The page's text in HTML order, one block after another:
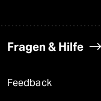
Fragen & Hilfe
Feedback